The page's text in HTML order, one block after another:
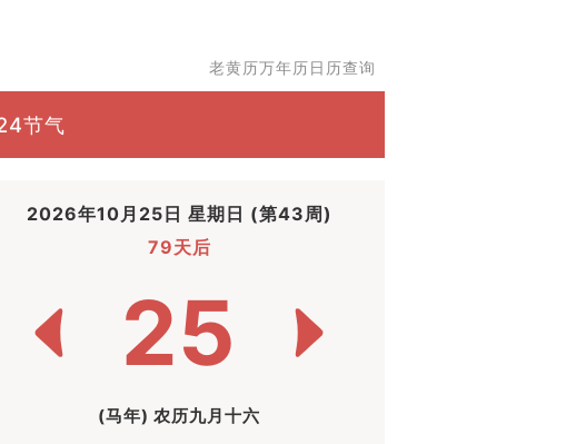
老黄历万年历日历查询
节气
2026年10月25日 星期日 (第43周)
79天后
25
(马年) 农历九月十六